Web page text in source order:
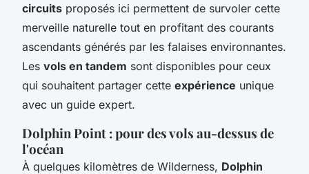
circuits proposés ici permettent de survoler cette
merveille naturelle tout en profitant des courants
ascendants générés par les falaises environnantes.
Les vols en tandem sont disponibles pour ceux
qui souhaitent partager cette expérience unique
avec un guide expert.
Dolphin Point : pour des vols au-dessus de
l'océan
À quelques kilomètres de Wilderness, Dolphin